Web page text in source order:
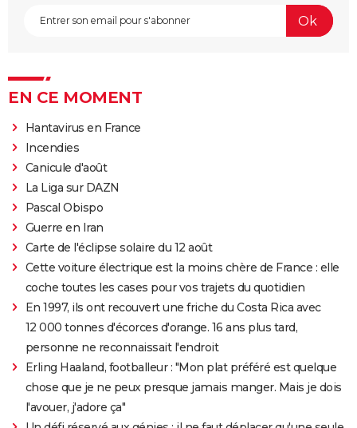
EN CE MOMENT
Hantavirus en France
Incendies
Canicule d'août
La Liga sur DAZN
Pascal Obispo
Guerre en Iran
Carte de l'éclipse solaire du 12 août
Cette voiture électrique est la moins chère de France : elle
coche toutes les cases pour vos trajets du quotidien
En 1997, ils ont recouvert une friche du Costa Rica avec
12 000 tonnes d'écorces d'orange. 16 ans plus tard,
personne ne reconnaissait l'endroit
Erling Haaland, footballeur : "Mon plat préféré est quelque
chose que je ne peux presque jamais manger. Mais je dois
l'avouer, j'adore ça"